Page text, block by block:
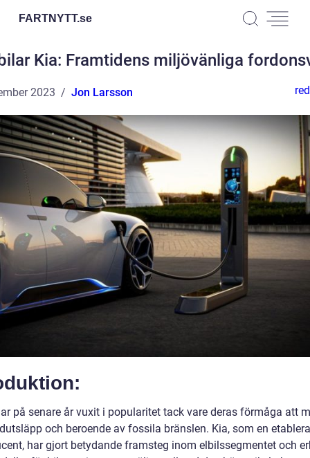
FARTNYTT.se
Kia: Framtidens miljövänliga
2023 Jon Larsson
på senare år vuxit i popularitet tack vare deras förmåga att
och beroende av fossila bränslen. Kia, som en
har gjort betydande framsteg inom elbilssegmentet och